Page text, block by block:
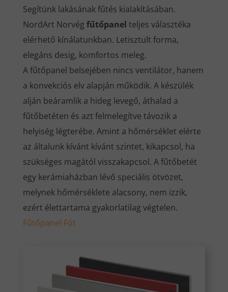
Segítünk lakásának fűtés kialakításában.
NordArt Norvég fűtőpanel teljes választéka
elérhető kínálatunkban. Letisztult forma,
elegáns desig, komfortos meleg.
A fűtőpanel belsejében nincs ventilátor, hanem
a konvekciós elv alapján működik. A készülék
alján beáramlik a hideg levegő, áthalad a
fűtőbetéten és azt felmelegítve távozik a
helyiség légterébe. Amint a hőmérséklet elérte
az általunk kívánt kívánt szintet, kikapcsol, ha
szükséges magától visszakapcsol. A fűtőbetét
egy kerámiaházban lévő speciális ötvözet,
melynek hőmérséklete alacsony, nem izzik,
ezért élettartama gyakorlatilag végtelen.
Fűtőpanel Fót